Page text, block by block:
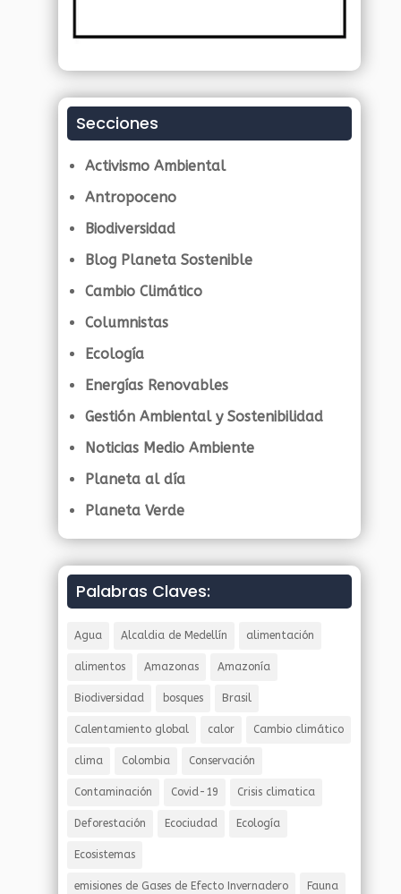
Secciones
Activismo Ambiental
Antropoceno
Biodiversidad
Blog Planeta Sostenible
Cambio Climático
Columnistas
Ecología
Energías Renovables
Gestión Ambiental y Sostenibilidad
Noticias Medio Ambiente
Planeta al día
Planeta Verde
Palabras Claves:
Agua Alcaldia de Medellín alimentación
alimentos Amazonas Amazonía
Biodiversidad bosques Brasil
Calentamiento global calor Cambio climático
clima Colombia Conservación
Contaminación Covid-19 Crisis climatica
Deforestación Ecociudad Ecología
Ecosistemas
emisiones de Gases de Efecto Invernadero Fauna